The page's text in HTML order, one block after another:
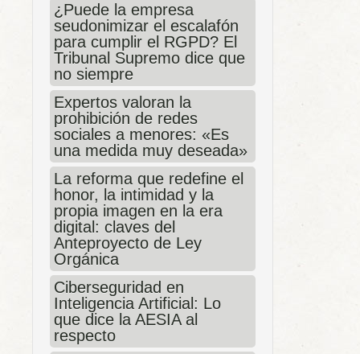
¿Puede la empresa
seudonimizar el escalafón
para cumplir el RGPD? El
Tribunal Supremo dice que
no siempre
Expertos valoran la
prohibición de redes
sociales a menores: «Es
una medida muy deseada»
La reforma que redefine el
honor, la intimidad y la
propia imagen en la era
digital: claves del
Anteproyecto de Ley
Orgánica
Ciberseguridad en
Inteligencia Artificial: Lo
que dice la AESIA al
respecto